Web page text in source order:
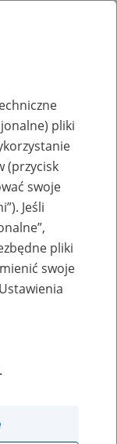
Informacji
pliki
(przycisk
swoje
Jeśli
pliki
swoje